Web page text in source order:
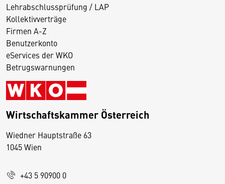
Lehrabschlussprüfung / LAP
Kollektivverträge
Firmen A-Z
Benutzerkonto
eServices der WKO
Betrugswarnungen
Wirtschaftskammer Österreich
Wiedner Hauptstraße 63
1045 Wien
+43 5 90900 0
D
s